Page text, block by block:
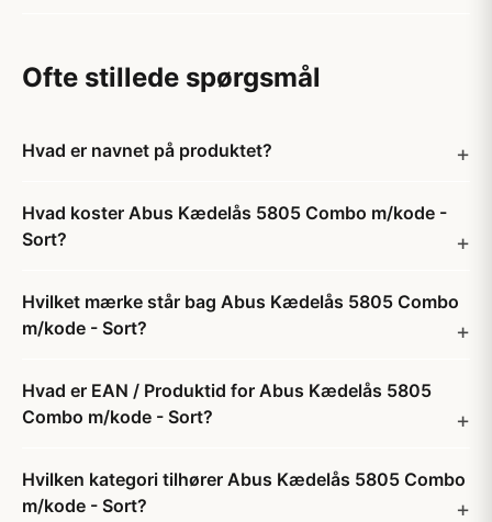
Ofte stillede spørgsmål
Hvad er navnet på produktet?
Hvad koster Abus Kædelås 5805 Combo m/kode -
Sort?
Hvilket mærke står bag Abus Kædelås 5805 Combo
m/kode - Sort?
Hvad er EAN / Produktid for Abus Kædelås 5805
Combo m/kode - Sort?
Hvilken kategori tilhører Abus Kædelås 5805 Combo
m/kode - Sort?